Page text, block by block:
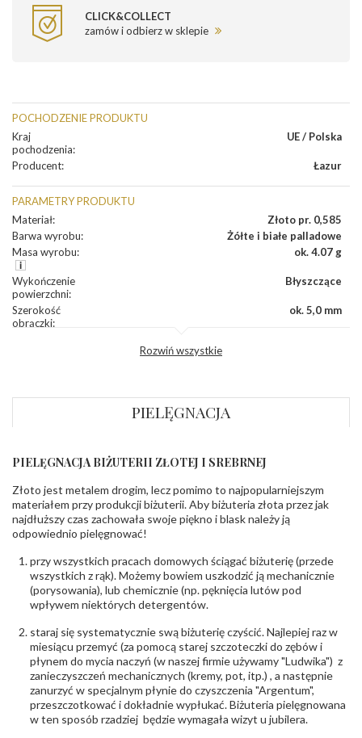
CLICK&COLLECT
zamów i odbierz w sklepie
POCHODZENIE PRODUKTU
Kraj
pochodzenia:
UE / Polska
Producent: Łazur
PARAMETRY PRODUKTU
Materiał:
Złoto pr. 0,585
Barwa wyrobu:
Żółte i białe palladowe
Masa wyrobu: ok. 4.07 g
Wykończenie
powierzchni:
Błyszczące
Szerokość
obrączki:
ok. 5,0 mm
KAMIENIE
Rodzaje
kamieni:
Cyrkonie obrączki
Liczba kamieni:
Cyrkonie obrączki - 3 szt.
Szlif kamieni:
(łącznie)
INNE PARAMETRY
odpowiedzialny:
6850004631; tel.13 44 56 100;
biuro@obraczki.pl,PZ Stelmach Sp. z o.o. ul.
Północna 22 45-805 Opole; NIP 7542889545;
Tel. +48 77 54 90 100; biuro@stelmach.pl
Bezpieczeństwo
ostrzeżenia:
Nie nadaje się dla dzieci w wieku poniżej 3 lat
Elementy w wyrobie wykonane z białego złota
zawierają nikiel
Rozwiń wszystkie
PIELĘGNACJA
PIELĘGNACJA BIŻUTERII ZŁOTEJ I SREBRNEJ
Złoto jest metalem drogim, lecz pomimo to najpopularniejszym
materiałem przy produkcji biżuterii. Aby biżuteria złota przez jak
najdłuższy czas zachowała swoje piękno i blask należy ją
odpowiednio pielęgnować!
przy wszystkich pracach domowych ściągać biżuterię (przede
wszystkich z rąk). Możemy bowiem uszkodzić ją mechanicznie
(porysowania), lub chemicznie (np. pęknięcia lutów pod
wpływem niektórych detergentów.
staraj się systematycznie swą biżuterię czyścić. Najlepiej raz w
miesiącu przemyć (za pomocą starej szczoteczki do zębów i
płynem do mycia naczyń (w naszej firmie używamy "Ludwika") z
zanieczyszczeń mechanicznych (kremy, pot, itp.) , a następnie
zanurzyć w specjalnym płynie do czyszczenia "Argentum",
przeszczotkować i dokładnie wypłukać. Biżuteria pielęgnowana
w ten sposób rzadziej będzie wymagała wizyt u jubilera.